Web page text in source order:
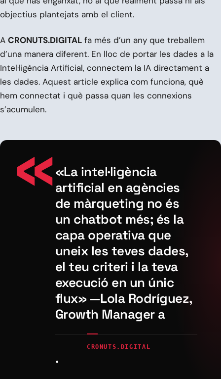
objectius plantejats amb el client.
A CRONUTS.DIGITAL fa més d’un any que treballem
d’una manera diferent. En lloc de portar les dades a la
Intel·ligència Artificial, connectem la IA directament a
les dades. Aquest article explica com funciona, què
hem connectat i què passa quan les connexions
s’acumulen.
«La intel·ligència
artificial en agències
de màrqueting no és
un chatbot més; és la
capa operativa que
uneix les teves dades,
el teu criteri i la teva
execució en un únic
flux» —Lola Rodríguez,
Growth Manager a
CRONUTS.DIGITAL
.